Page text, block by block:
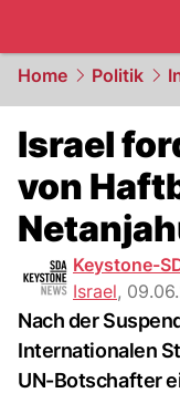
Home Politik
Israel
von
Keystone-
Israel,
Nach der
Internationalen
UN-Botschafter